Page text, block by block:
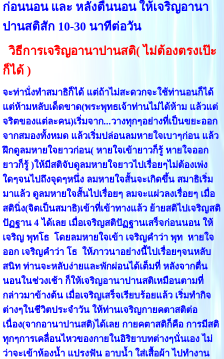
ก่อนนอน และ หลังตื่นนอน ให้เจริญอานา
ปานสติสัก 10-30 นาทีต่อวัน
วิธีการเจริญอานาปานสติ( ไม่ต้องตรงเป๊ะ
ก็ได้ )
จะท่านั่งทำสมาธิก็ได้ แต่ถ้าไม่สะดวกจะใช้ท่านอนก็ได้
แต่ห้ามหลับเด็ดขาด(พระพุทธเจ้าท่านไม่ได้ห้าม แล้วแต่
จริตของแต่ละคน)เริ่มจาก...วางทุกๆอย่างที่เป็นขยะออก
จากสมองทั้งหมด แล้วเริ่มปล่อนลมหายใจเบาๆก่อน แล้ว
ฝึกดูลมหายใจยาวก่อน( หายใจเข้ายาวก็รู้ หายใจออก
ยาวก็รู้ )ให้มีสติจับดูลมหายใจยาวไปเรื่อยๆไม่ต้องเพ่ง
ใดๆจนไปถึงจุดๆหนึ่ง ลมหายใจสั้นจะเกิดขึ้น สมาธิเริ่ม
มาแล้ว ดูลมหายใจสั้นไปเรื่อยๆ ลมจะแผ่วลงเรื่อยๆ เมื่อ
สตินิ่ง(จิตเป็นสมาธิ)เข้าที่เข้าทางแล้ว ย้ายสติไปเจริญสติ
ปัฏฐาน 4 ได้เลย เมื่อเจริญสติปัฏฐานเสร็จก่อนนอน ให้
เจริญ พุทโธ โดยลมหายใจเข้า เจริญคำว่า พุท หายใจ
ออก เจริญคำว่า โธ ให้ภาวนาอย่างนี้ไปเรื่อยๆจนหลับ
สนิท ท่านจะหลับง่ายและพักผ่อนได้เต็มที่ หลังจากตื่น
นอนในช่วงเช้า ก็ให้เจริญอานาปานสติเหมือนตามที่
กล่าวมาข้างต้น เมื่อเจริญเสร็จเรียบร้อยแล้ว เริ่มทำกิจ
ต่างๆในชีวิตประจำวัน ให้ท่านเจริญกายคตาสติต่อ
เนื่อง(จากอานาปานสติ)ได้เลย กายคตาสติก็คือ การมีสติ
ทุกๆการเคลื่อนไหวของกายในอิริยาบทต่างๆนั่นเอง ไม่
ว่าจะเข้าห้องน้ำ แปรงฟัน อาบน้ำ ใส่เสื้อผ้า ไปทำงาน